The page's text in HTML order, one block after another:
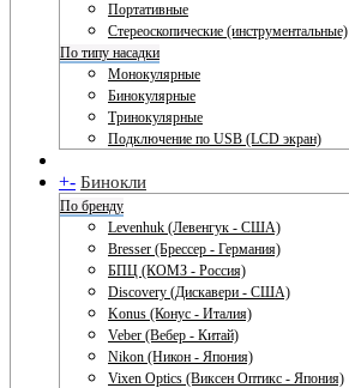
Портативные
Стереоскопические (инструментальные)
По типу насадки
Монокулярные
Бинокулярные
Тринокулярные
Подключение по USB (LCD экран)
+- Бинокли
По бренду
Levenhuk (Левенгук - США)
Bresser (Брессер - Германия)
БПЦ (КОМЗ - Россия)
Discovery (Дискавери - США)
Konus (Конус - Италия)
Veber (Вебер - Китай)
Nikon (Никон - Япония)
Vixen Optics (Виксен Оптикс - Япония)